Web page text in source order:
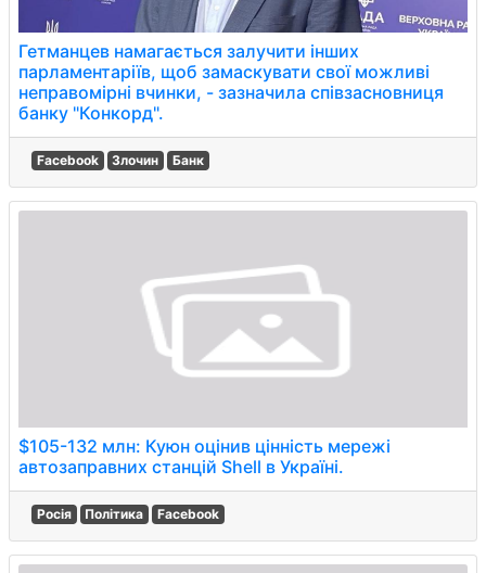
Гетманцев намагається залучити інших
парламентаріїв, щоб замаскувати свої можливі
неправомірні вчинки, - зазначила співзасновниця
банку "Конкорд".
Facebook Злочин Банк
$105-132 млн: Куюн оцінив цінність мережі
автозаправних станцій Shell в Україні.
Росія Політика Facebook